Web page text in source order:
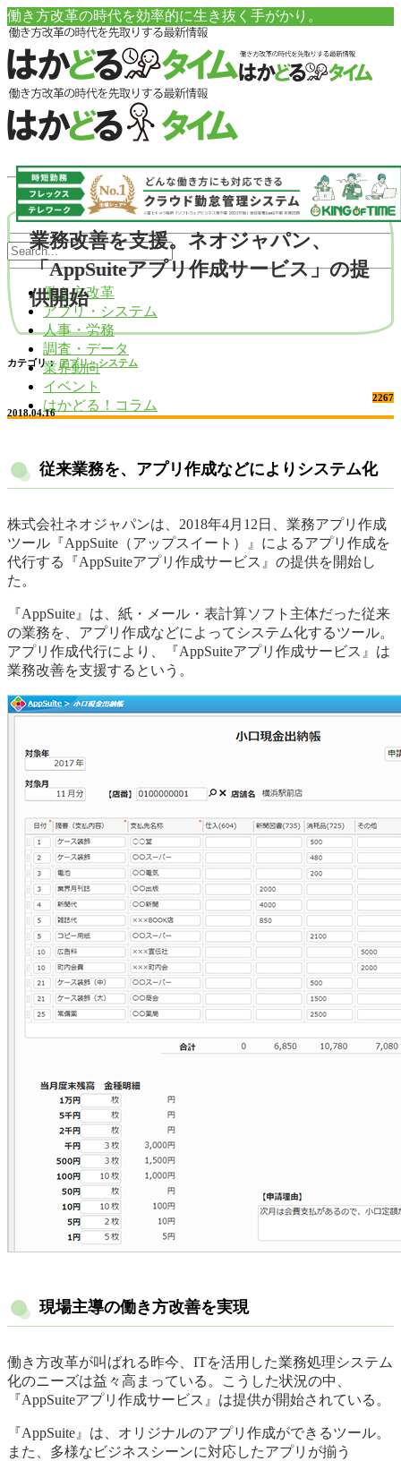
働き方改革の時代を効率的に生き抜く手がかり。
働き方改革
アプリ・システム
人事・労務
調査・データ
業界動向
イベント
はかどる！コラム
業務改善を支援。ネオジャパン、
「AppSuiteアプリ作成サービス」の提
供開始
カテゴリ： アプリ・システム
2267
2018.04.16
従来業務を、アプリ作成などによりシステム化
株式会社ネオジャパンは、2018年4月12日、業務アプリ作成
ツール『AppSuite（アップスイート）』によるアプリ作成を
代行する『AppSuiteアプリ作成サービス』の提供を開始し
た。
『AppSuite』は、紙・メール・表計算ソフト主体だった従来
の業務を、アプリ作成などによってシステム化するツール。
アプリ作成代行により、『AppSuiteアプリ作成サービス』は
業務改善を支援するという。
現場主導の働き方改善を実現
働き方改革が叫ばれる昨今、ITを活用した業務処理システム
化のニーズは益々高まっている。こうした状況の中、
『AppSuiteアプリ作成サービス』は提供が開始されている。
『AppSuite』は、オリジナルのアプリ作成ができるツール。
また、多様なビジネスシーンに対応したアプリが揃う